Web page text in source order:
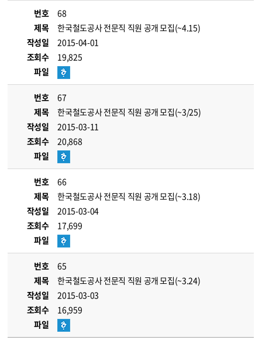
번호
68
제목
한국철도공사 전문직 직원 공개 모집(~4.15)
작성일
2015-04-01
조회수
19,825
파일
번호
67
제목
한국철도공사 전문직 직원 공개 모집(~3/25)
작성일
2015-03-11
조회수
20,868
파일
번호
66
제목
한국철도공사 전문직 직원 공개 모집(~3.18)
작성일
2015-03-04
조회수
17,699
파일
번호
65
제목
한국철도공사 전문직 직원 공개 모집(~3.24)
작성일
2015-03-03
조회수
16,959
파일